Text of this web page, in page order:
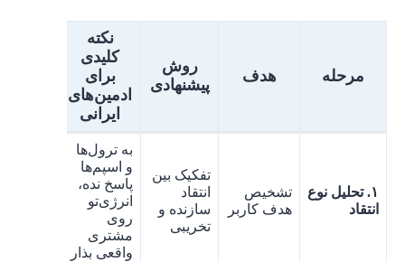
مرحله هدف
روش
پیشنهادی
نکته
کلیدی
برای
ادمین‌های
ایرانی
۱. تحلیل نوع
انتقاد
تشخیص
هدف کاربر
تفکیک بین
انتقاد
سازنده و
تخریبی
به ترول‌ها
و اسپم‌ها
پاسخ نده،
انرژی‌تو
روی
مشتری
واقعی بذار